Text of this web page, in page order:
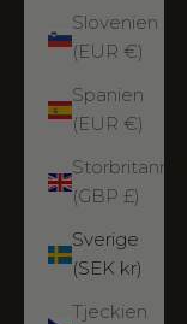
Slovenien
(EUR €)
Spanien
(EUR €)
Storbritannien
(GBP £)
Sverige
(SEK kr)
Tjeckien